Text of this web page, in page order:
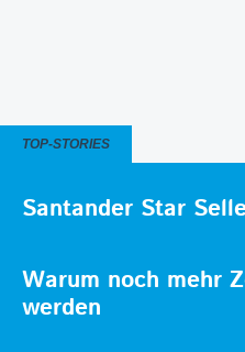
TOP-STORIES
Santander Star
Warum noch mehr
werden